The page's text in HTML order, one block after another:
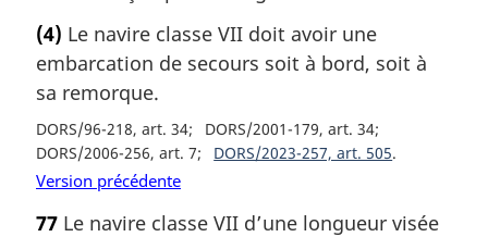
(4) Le navire classe VII doit avoir une
embarcation de secours soit à bord, soit à
sa remorque.
DORS/96-218, art. 34
DORS/2001-179, art. 34
DORS/2006-256, art. 7
DORS/2023-257, art. 505
Version précédente
77 Le navire classe VII d’une longueur visée